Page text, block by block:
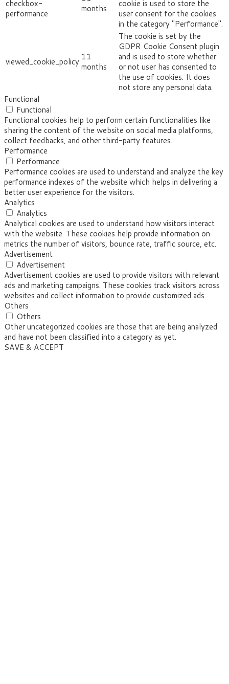
checkbox-
performance
months
cookie is used to store the
user consent for the cookies
in the category "Performance".
viewed_cookie_policy 11
months
The cookie is set by the
GDPR Cookie Consent plugin
and is used to store whether
or not user has consented to
the use of cookies. It does
not store any personal data.
Functional
Functional
Functional cookies help to perform certain functionalities like
sharing the content of the website on social media platforms,
collect feedbacks, and other third-party features.
Performance
Performance
Performance cookies are used to understand and analyze the key
performance indexes of the website which helps in delivering a
better user experience for the visitors.
Analytics
Analytics
Analytical cookies are used to understand how visitors interact
with the website. These cookies help provide information on
metrics the number of visitors, bounce rate, traffic source, etc.
Advertisement
Advertisement
Advertisement cookies are used to provide visitors with relevant
ads and marketing campaigns. These cookies track visitors across
websites and collect information to provide customized ads.
Others
Others
Other uncategorized cookies are those that are being analyzed
and have not been classified into a category as yet.
SAVE & ACCEPT